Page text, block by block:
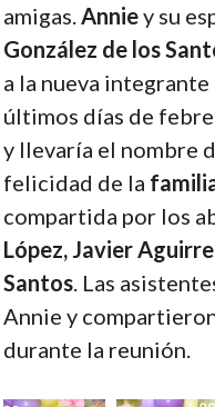
amigas.Anniey su
González de los
a la nueva
últimos días de
y llevaría el nombre
felicidad de la
compartida por los
López, Javier
Santos. Las
Annie y
durante la reunión.